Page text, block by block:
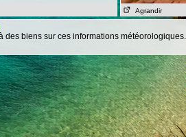
Agrandir
des biens sur ces informations météorologiques.